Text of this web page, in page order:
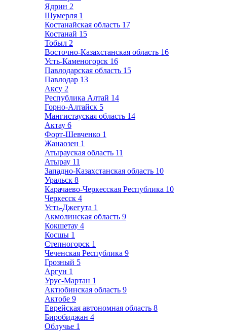
Ядрин 2
Шумерля 1
Костанайская область 17
Костанай 15
Тобыл 2
Восточно-Казахстанская область 16
Усть-Каменогорск 16
Павлодарская область 15
Павлодар 13
Аксу 2
Республика Алтай 14
Горно-Алтайск 5
Мангистауская область 14
Актау 6
Форт-Шевченко 1
Жанаозен 1
Атырауская область 11
Атырау 11
Западно-Казахстанская область 10
Уральск 8
Карачаево-Черкесская Республика 10
Черкесск 4
Усть-Джегута 1
Акмолинская область 9
Кокшетау 4
Косшы 1
Степногорск 1
Чеченская Республика 9
Грозный 5
Аргун 1
Урус-Мартан 1
Актюбинская область 9
Актобе 9
Еврейская автономная область 8
Биробиджан 4
Облучье 1